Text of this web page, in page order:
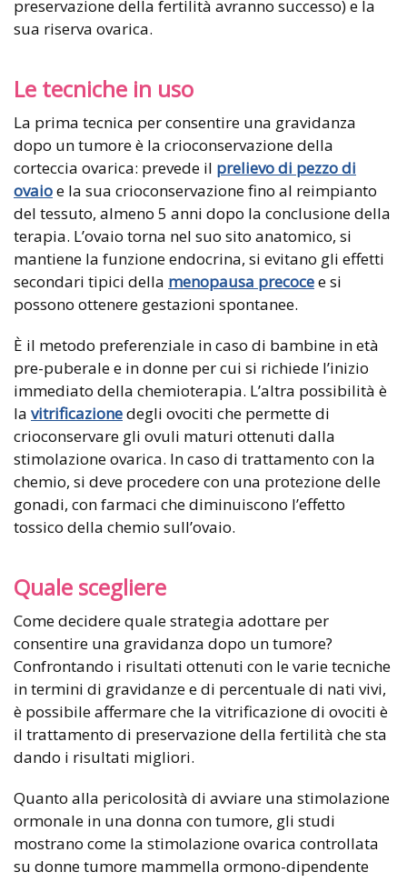
preservazione della fertilità avranno successo) e la
sua riserva ovarica.
Le tecniche in uso
La prima tecnica per consentire una gravidanza
dopo un tumore è la crioconservazione della
corteccia ovarica: prevede il prelievo di pezzo di
ovaioe la sua crioconservazione fino al reimpianto
del tessuto, almeno 5 anni dopo la conclusione della
terapia. L’ovaio torna nel suo sito anatomico, si
mantiene la funzione endocrina, si evitano gli effetti
secondari tipici della menopausa precocee si
possono ottenere gestazioni spontanee.
È il metodo preferenziale in caso di bambine in età
pre-puberale e in donne per cui si richiede l’inizio
immediato della chemioterapia. L’altra possibilità è
la vitrificazionedegli ovociti che permette di
crioconservare gli ovuli maturi ottenuti dalla
stimolazione ovarica. In caso di trattamento con la
chemio, si deve procedere con una protezione delle
gonadi, con farmaci che diminuiscono l’effetto
tossico della chemio sull’ovaio.
Quale scegliere
Come decidere quale strategia adottare per
consentire una gravidanza dopo un tumore?
Confrontando i risultati ottenuti con le varie tecniche
in termini di gravidanze e di percentuale di nati vivi,
è possibile affermare che la vitrificazione di ovociti è
il trattamento di preservazione della fertilità che sta
dando i risultati migliori.
Quanto alla pericolosità di avviare una stimolazione
ormonale in una donna con tumore, gli studi
mostrano come la stimolazione ovarica controllata
su donne tumore mammella ormono-dipendente